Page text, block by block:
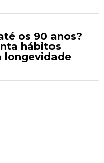
os 90 anos?
hábitos
longevidade